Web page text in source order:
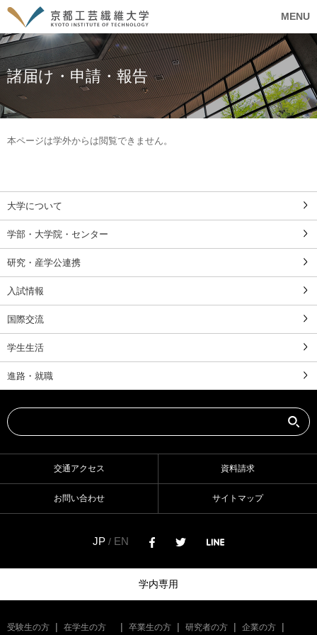
MENU
諸届け・申請・報告
本ページは学外からは閲覧できません。
大学について
学部・大学院・センター
研究・産学公連携
入試情報
国際交流
学生生活
進路・就職
交通アクセス 資料請求
お問い合わせ サイトマップ
JP / EN
学内専用
受験生の方 在学生の方 卒業生の方 研究者の方 企業の方